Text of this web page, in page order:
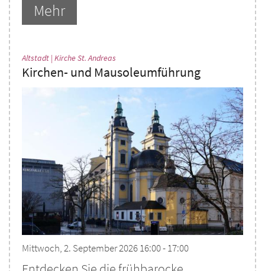
Mehr
Altstadt | Kirche St. Andreas
Kirchen- und Mausoleumführung
Mittwoch, 2. September 2026 16:00 - 17:00